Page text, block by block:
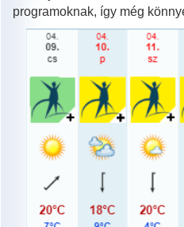
programoknak, így még